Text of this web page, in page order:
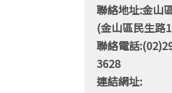
聯絡地址:金山
(金山區民生路
聯絡電話
3628
連結網址: